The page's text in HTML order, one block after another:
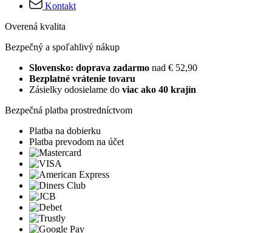
Kontakt
Overená kvalita
Bezpečný a spoľahlivý nákup
Slovensko: doprava zadarmo nad € 52,90
Bezplatné vrátenie tovaru
Zásielky odosielame do viac ako 40 krajín
Bezpečná platba prostredníctvom
Platba na dobierku
Platba prevodom na účet